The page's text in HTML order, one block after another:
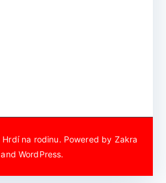
Hrdí na rodinu. Powered by Zakra
and WordPress.